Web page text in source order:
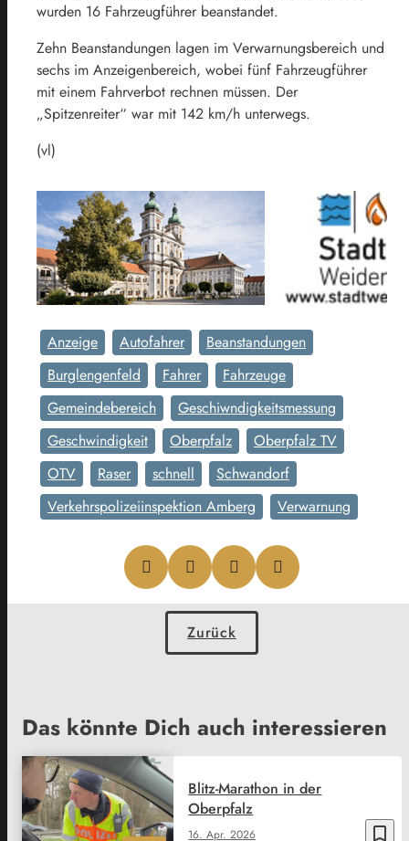
wurden 16 Fahrzeugführer beanstandet.
Zehn Beanstandungen lagen im Verwarnungsbereich und
sechs im Anzeigenbereich, wobei fünf Fahrzeugführer
mit einem Fahrverbot rechnen müssen. Der
„Spitzenreiter“ war mit 142 km/h unterwegs.
(vl)
Anzeige Autofahrer
Beanstandungen
Burglengenfeld
Fahrer
Fahrzeuge
Gemeindebereich
Geschiwndigkeitsmessung
Geschwindigkeit
Oberpfalz
Oberpfalz TV
OTV
Raser schnell
Schwandorf
Verkehrspolizeiinspektion Amberg
Verwarnung
Zurück
Das könnte Dich auch interessieren
bookmark_border
16. Apr. 2026
Blitz-Marathon in der
Oberpfalz